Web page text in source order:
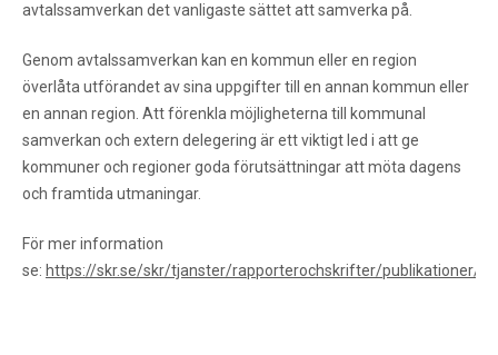
avtalssamverkan det vanligaste sättet att samverka på.
Genom avtalssamverkan kan en kommun eller en region
överlåta utförandet av sina uppgifter till en annan kommun eller
en annan region. Att förenkla möjligheterna till kommunal
samverkan och extern delegering är ett viktigt led i att ge
kommuner och regioner goda förutsättningar att möta dagens
och framtida utmaningar.
För mer information
se: https://skr.se/skr/tjanster/rapporterochskrifter/publikationer/